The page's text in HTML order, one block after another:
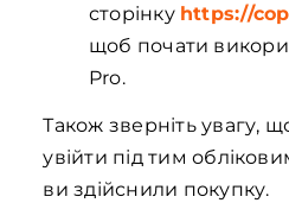
сторінку https://
щоб почати
Pro.
Також зверніть увагу,
увійти під тим
ви здійснили покупку.